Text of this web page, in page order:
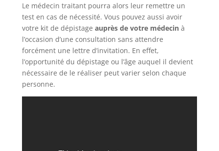
Le médecin traitant pourra alors leur remettre un
test en cas de nécessité. Vous pouvez aussi avoir
votre kit de dépistage auprès de votre médecinà
l’occasion d’une consultation sans attendre
forcément une lettre d’invitation. En effet,
l’opportunité du dépistage ou l’âge auquel il devient
nécessaire de le réaliser peut varier selon chaque
personne.